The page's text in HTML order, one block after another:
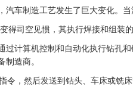
车制造工艺发生了巨大变化。
得司空见惯，其执行焊接和组装
过计算机控制和自动化执行钻孔
造商。
令，然后发送到钻头、车床或铣